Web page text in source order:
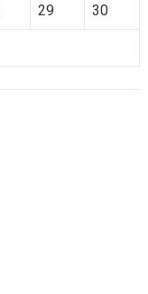
29 30